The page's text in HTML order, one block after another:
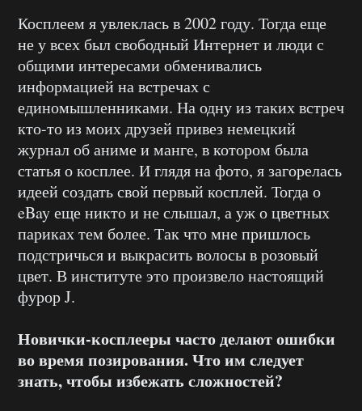
Косплеем я увлеклась в 2002 году. Тогда еще
не у всех был свободный Интернет и люди с
общими интересами обменивались
информацией на встречах с
единомышленниками. На одну из таких встреч
кто-то из моих друзей привез немецкий
журнал об аниме и манге, в котором была
статья о косплее. И глядя на фото, я загорелась
идеей создать свой первый косплей. Тогда о
eBay еще никто и не слышал, а уж о цветных
париках тем более. Так что мне пришлось
подстричься и выкрасить волосы в розовый
цвет. В институте это произвело настоящий
фурор J.
Новички-косплееры часто делают ошибки
во время позирования. Что им следует
знать, чтобы избежать сложностей?